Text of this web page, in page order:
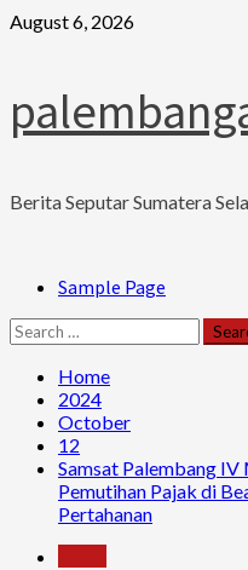
Skip
August 6, 2026
Berita Seputar Sumatera
PrimarySample Page
Search
for:
Home
2024
October
12
Samsat Palembang
Pemutihan Pajak di
Pertahanan